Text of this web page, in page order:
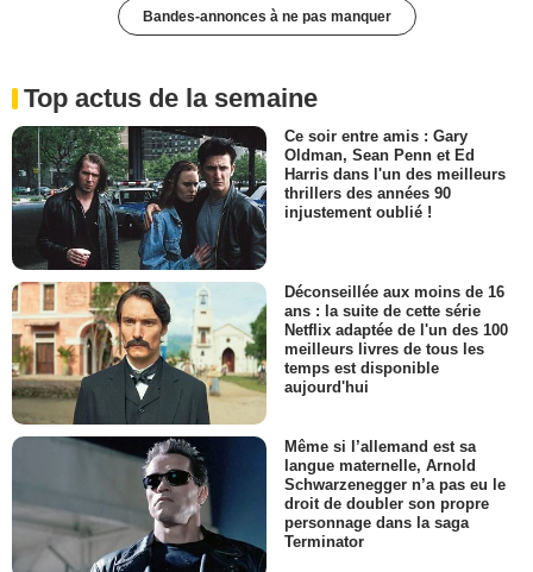
Bandes-annonces à ne pas manquer
Top actus de la semaine
Ce soir entre amis : Gary
Oldman, Sean Penn et Ed
Harris dans l'un des meilleurs
thrillers des années 90
injustement oublié !
Déconseillée aux moins de 16
ans : la suite de cette série
Netflix adaptée de l'un des 100
meilleurs livres de tous les
temps est disponible
aujourd'hui
Même si l’allemand est sa
langue maternelle, Arnold
Schwarzenegger n’a pas eu le
droit de doubler son propre
personnage dans la saga
Terminator